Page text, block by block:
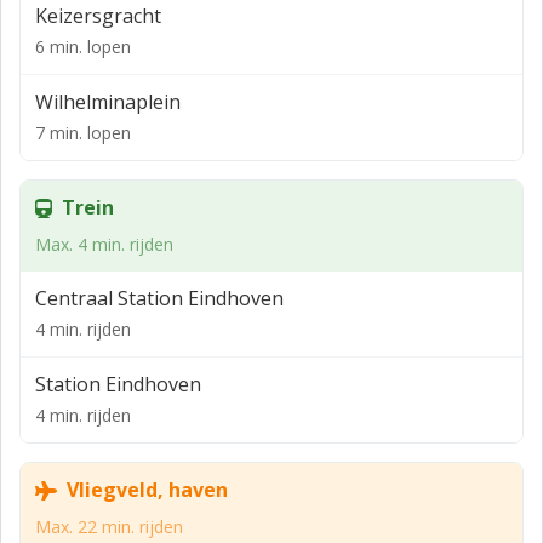
grond profiteren de winkels van een hoge
zichtbaarheid, toegang en bereikbaarheid met laad- en
Opleveringsniveau
inclusief:
- dubbele toiletopstelling;
- gladde betonvloer, nu afgewerkt met laminaat;
- meterkast met aansluitingen op de
- systeemplafond met inbouwverlichting.
Parkeren
Keizersgracht
6 min. lopen
Wilhelminaplein
7 min. lopen
Trein
Max. 4 min. rijden
Centraal Station Eindhoven
4 min. rijden
Station Eindhoven
4 min. rijden
Vliegveld, haven
Max. 22 min. rijden